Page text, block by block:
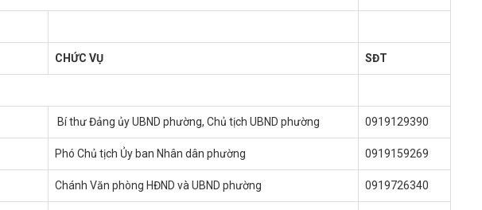
CHỨC VỤ SĐT
Bí thư Đảng ủy UBND phường, Chủ tịch UBND phường 0919129390
Phó Chủ tịch Ủy ban Nhân dân phường 0919159269
Chánh Văn phòng HĐND và UBND phường 0919726340